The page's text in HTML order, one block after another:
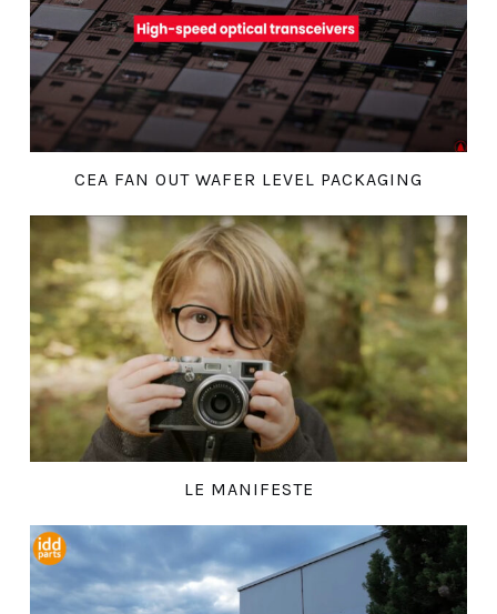
CEA FAN OUT WAFER LEVEL PACKAGING
LE MANIFESTE